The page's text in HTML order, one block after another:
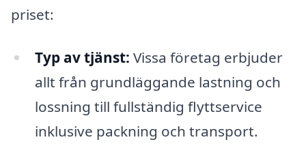
priset:
Typ av tjänst: Vissa företag erbjuder
allt från grundläggande lastning och
lossning till fullständig flyttservice
inklusive packning och transport.